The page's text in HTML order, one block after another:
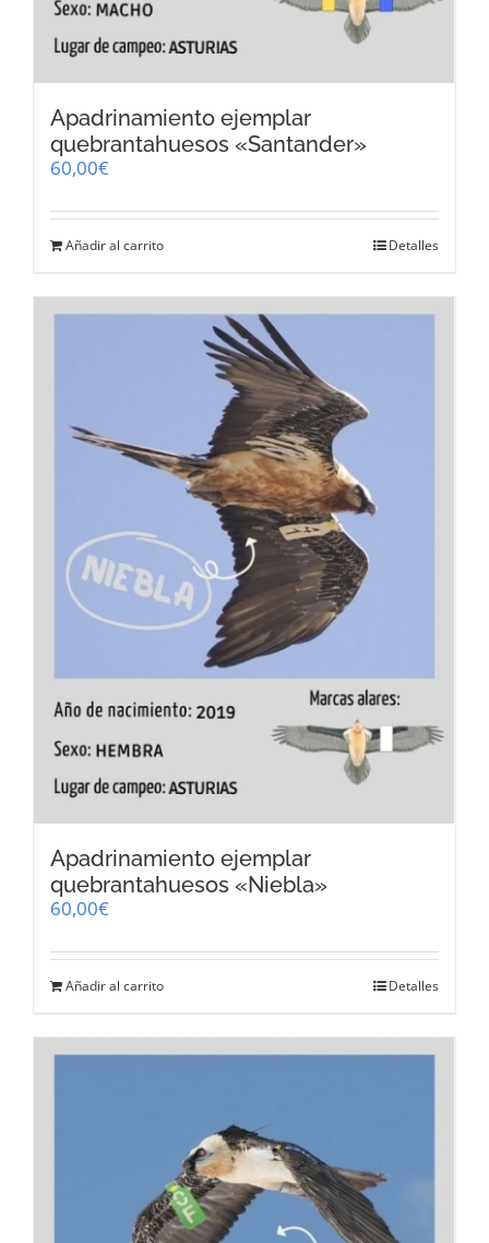
Apadrinamiento ejemplar
quebrantahuesos «Santander»
60,00€
Añadir al carrito Detalles
Apadrinamiento ejemplar
quebrantahuesos «Niebla»
60,00€
Añadir al carrito Detalles